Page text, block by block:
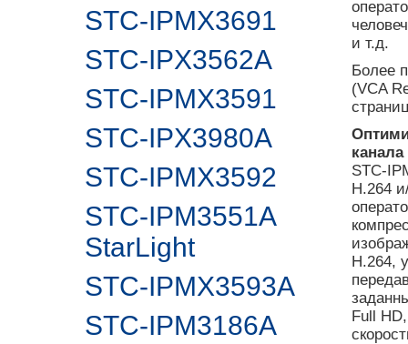
STC-IPMX3691
STC-IPX3562A
STC-IPMX3591
STC-IPX3980A
STC-IPMX3592
STC-IPM3551A
StarLight
STC-IPMX3593A
STC-IPM3186A
и т.д.
Более
(VCA
канала
STC-
H.264
H.264,
Full